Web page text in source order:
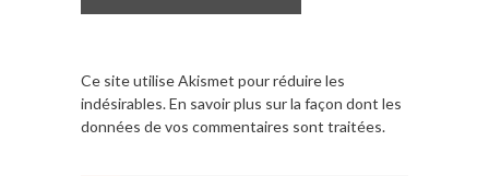
Ce site utilise Akismet pour réduire les
indésirables.En savoir plus sur la façon dont les
données de vos commentaires sont traitées.